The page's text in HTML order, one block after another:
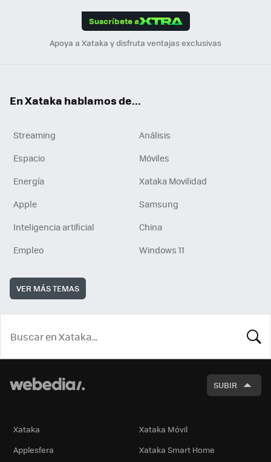
Suscríbete a
Apoya a Xataka y disfruta ventajas exclusivas
En Xataka hablamos de...
Streaming
Análisis
Espacio
Móviles
Energía
Xataka Movilidad
Apple
Samsung
Inteligencia artificial
China
Empleo
Windows 11
VER MÁS TEMAS
SUBIR
Xataka
Xataka Móvil
Applesfera
Xataka Smart Home